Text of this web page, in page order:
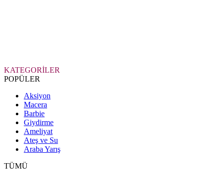
KATEGORİLER
POPÜLER
Aksiyon
Macera
Barbie
Giydirme
Ameliyat
Ateş ve Su
Araba Yarış
TÜMÜ